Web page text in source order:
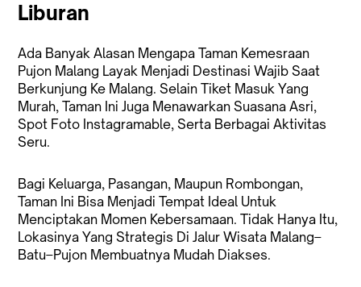
Liburan
Ada Banyak Alasan Mengapa Taman Kemesraan
Pujon Malang Layak Menjadi Destinasi Wajib Saat
Berkunjung Ke Malang. Selain Tiket Masuk Yang
Murah, Taman Ini Juga Menawarkan Suasana Asri,
Spot Foto Instagramable, Serta Berbagai Aktivitas
Seru.
Bagi Keluarga, Pasangan, Maupun Rombongan,
Taman Ini Bisa Menjadi Tempat Ideal Untuk
Menciptakan Momen Kebersamaan. Tidak Hanya Itu,
Lokasinya Yang Strategis Di Jalur Wisata Malang–
Batu–Pujon Membuatnya Mudah Diakses.